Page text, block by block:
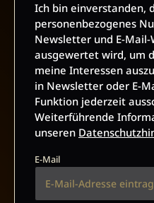
Ich bin einverstanden,
personenbezogenes
Newsletter und E-
ausgewertet wird, um
meine Interessen
in Newsletter oder E-
Funktion jederzeit
Weiterführende
unseren
E-Mail